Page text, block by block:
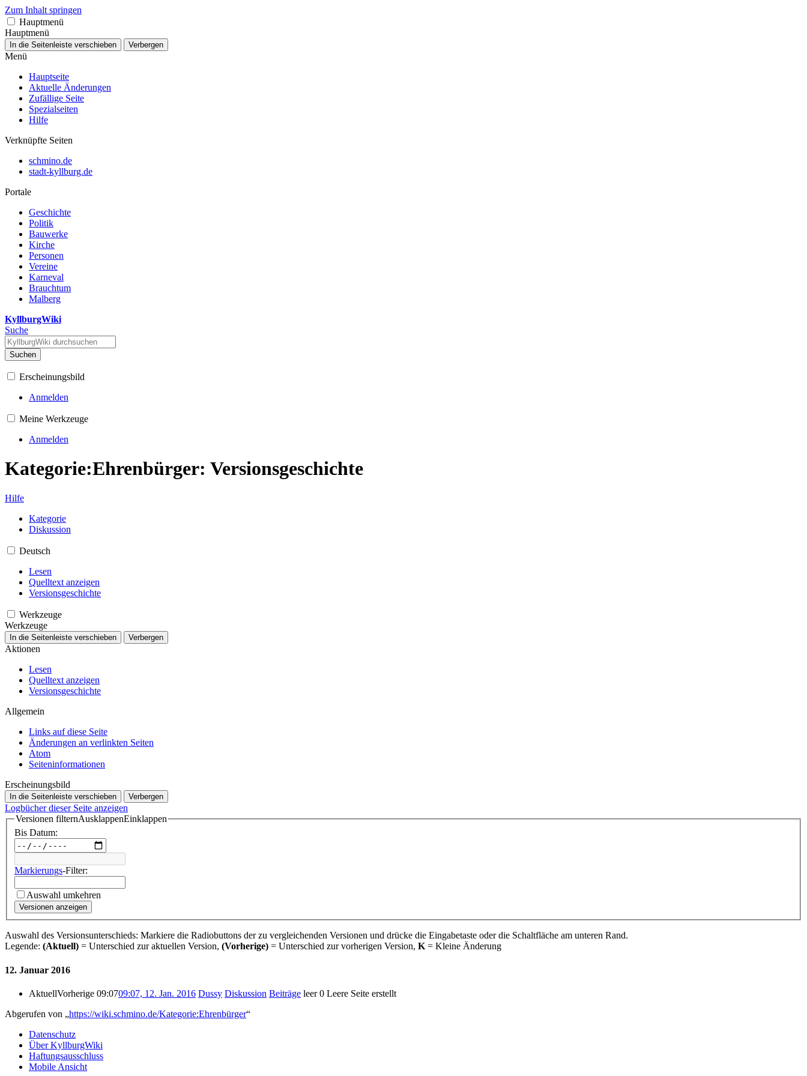
Zum Inhalt springen
Hauptmenü
Hauptmenü
In die Seitenleiste verschieben Verbergen
Menü
Hauptseite
Aktuelle Änderungen
Zufällige Seite
Spezialseiten
Hilfe
Verknüpfte Seiten
schmino.de
stadt-kyllburg.de
Portale
Geschichte
Politik
Bauwerke
Kirche
Personen
Vereine
Karneval
Brauchtum
Malberg
KyllburgWiki
Suche
Suchen
Erscheinungsbild
Anmelden
Meine Werkzeuge
Anmelden
Kategorie:Ehrenbürger: Versionsgeschichte
Hilfe
Kategorie
Diskussion
Deutsch
Lesen
Quelltext anzeigen
Versionsgeschichte
Werkzeuge
Werkzeuge
In die Seitenleiste verschieben Verbergen
Aktionen
Lesen
Quelltext anzeigen
Versionsgeschichte
Allgemein
Links auf diese Seite
Änderungen an verlinkten Seiten
Atom
Seiten­­informationen
Erscheinungsbild
In die Seitenleiste verschieben Verbergen
Logbücher dieser Seite anzeigen
Versionen filternAusklappenEinklappen
Bis Datum:
Markierungs-Filter:
Auswahl umkehren
Versionen anzeigen
Auswahl des Versionsunterschieds: Markiere die Radiobuttons der zu vergleichenden Versionen und drücke die Eingabetaste oder die Schaltfläche am unteren Rand.
Legende: (Aktuell) = Unterschied zur aktuellen Version, (Vorherige) = Unterschied zur vorherigen Version, K= Kleine Änderung
12. Januar 2016
AktuellVorherige 09:0709:07, 12. Jan. 2016 Dussy Diskussion Beiträge leer 0 Leere Seite erstellt
Abgerufen von „https://wiki.schmino.de/Kategorie:Ehrenbürger“
Datenschutz
Über KyllburgWiki
Haftungsausschluss
Mobile Ansicht